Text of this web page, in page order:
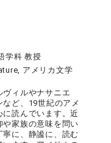
学科 教授
アメリカ文学
ヴィルやナサニエ
など、19世紀のアメ
に読んでいます。近
や家族の意味を問い
に、静謐に、読む